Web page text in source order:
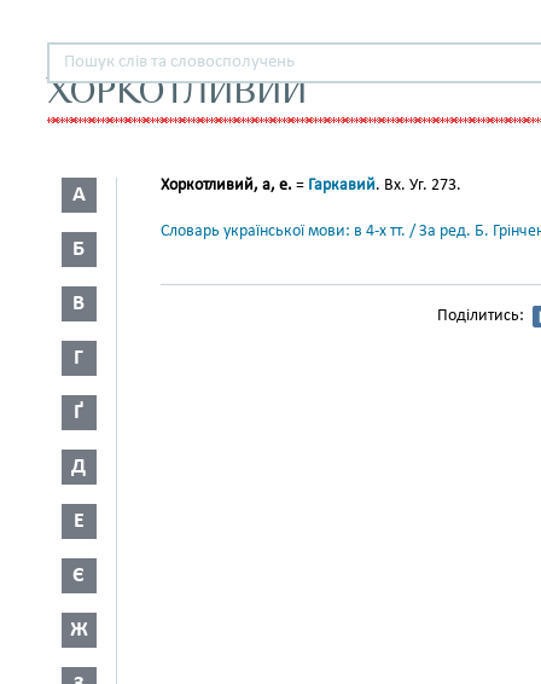
ХОРКОТЛИВИЙ
А
Б
В
Г
Ґ
Д
Е
Є
Ж
Хоркотливий, а, е. = Гаркавий. Вх. Уг. 273.
Словарь української мови: в 4-х тт. / За ред. Б.
Поділитись: